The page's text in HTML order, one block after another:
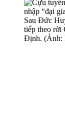
Sau Đức
tiếp theo rời
Định. (Ảnh: